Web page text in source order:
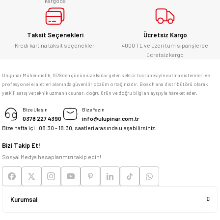
E... Ü... | 10/06/2026
Bosch marka alet alacaksam kesinlikle
adresim Ulupınar.com.tr
memnun kaldım
Deneyimini Paylaş
Taksit Seçenekleri
Kredi kartına taksit seçenekleri
Ücretsiz Kargo
4000 TL ve üzeri tüm siparişlerde
ücretsiz kargo
Ulupınar Mühendislik, 1978'den günümüze kadar gelen sektör tecrübesiyle ısıtma sistemleri ve
profesyonel el aletleri alanında güvenilir çözüm ortağınızdır. Bosch ana distribütörü olarak
yetkili satış ve teknik uzmanlık sunar; doğru ürün ve doğru bilgi anlayışıyla hareket eder.
Bize Ulaşın
0378 227 4390
Bize Yazın
info@ulupinar.com.tr
Bize hafta içi : 08:30 - 18:30, saatleri arasında ulaşabilirsiniz.
Bizi Takip Et!
Sosyal Medya hesaplarımızı takip edin!
Kurumsal